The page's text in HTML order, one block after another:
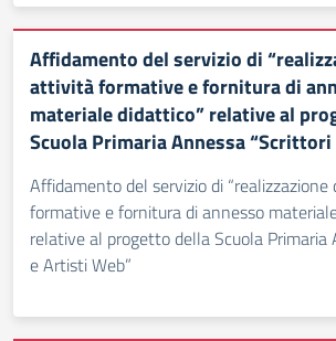
Affidamento del servizio di
attività formative e fornitura di
materiale didattico” relative al
Scuola Primaria Annessa
Affidamento del servizio di
formative e fornitura di annesso
relative al progetto della Scuola Primaria
e Artisti Web”